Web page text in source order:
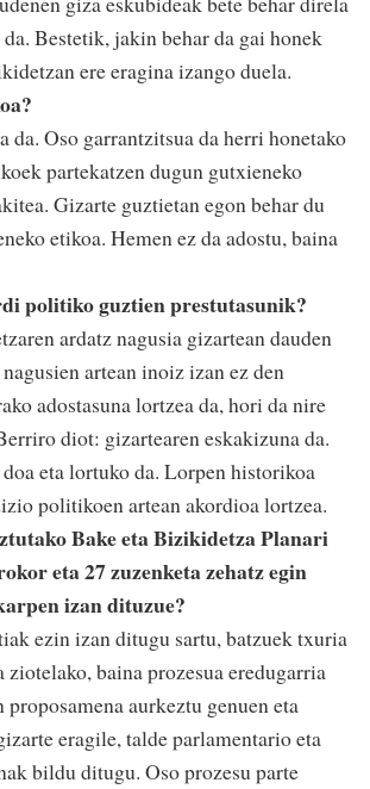
Bestetik, jakin behar da gai honek
ere eragina izango duela.
da. Oso garrantzitsua da herri honetako
partekatzen dugun gutxieneko
Gizarte guztietan egon behar du
etikoa. Hemen ez da adostu, baina
politiko guztien prestutasunik?
ardatz nagusia gizartean dauden
artean inoiz izan ez den
adostasuna lortzea da, hori da nire
diot: gizartearen eskakizuna da.
eta lortuko da. Lorpen historikoa
politikoen artean akordioa lortzea.
Bake eta Bizikidetza Planari
eta 27 zuzenketa zehatz egin
izan dituzue?
ezin izan ditugu sartu, batzuek txuria
ziotelako, baina prozesua eredugarria
proposamena aurkeztu genuen eta
eragile, talde parlamentario eta
bildu ditugu. Oso prozesu parte